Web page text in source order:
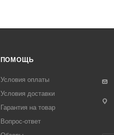
ПОМОЩЬ
Условия оплаты
Условия доставки
Гарантия на товар
Вопрос-ответ